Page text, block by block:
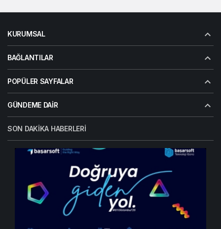
KURUMSAL
BAĞLANTILAR
POPÜLER SAYFALAR
GÜNDEME DAIR
SON DAKIKA HABERLERI